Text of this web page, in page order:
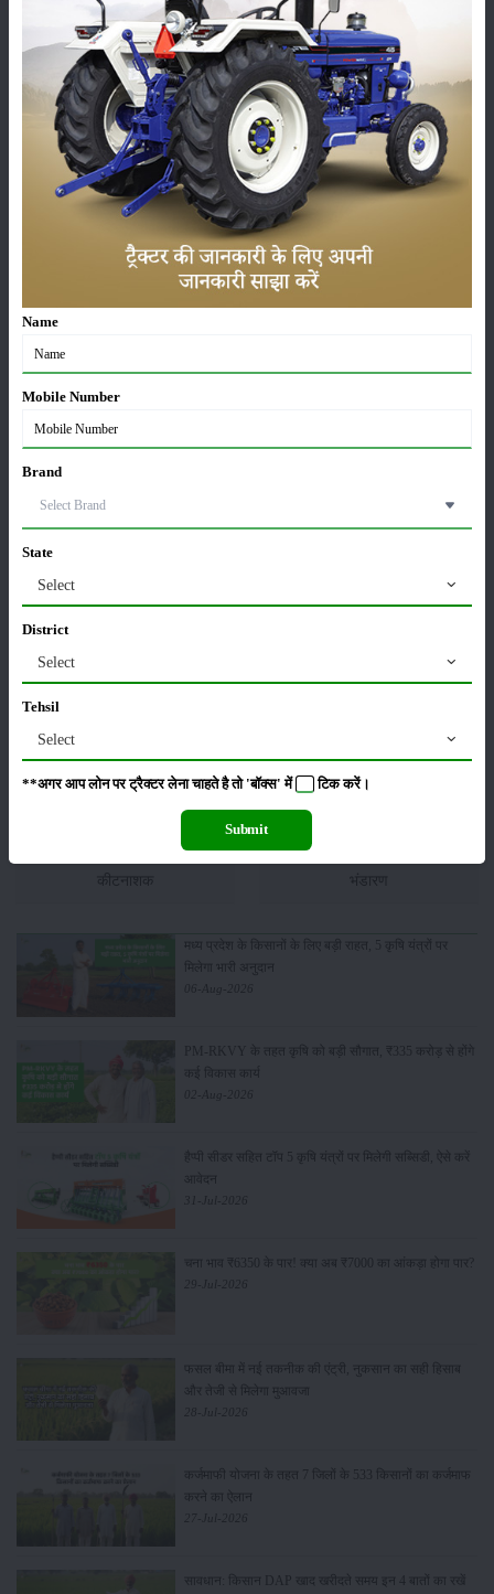
योजनाओं का लाभ भी अधिक प्रभावी ढंग से प्राप्त हो सकेगा। इससे खेती की लागत कम
करने, उत्पादन बढ़ाने और किसानों की आय में सुधार लाने में मदद मिलने की उम्मीद है।
मेरीखेति प्लेटफॉर्म आपको खेती-बाड़ी से जुड़ी सभी ताज़ा जानकारियां उपलब्ध कराता
रहता है। इसके माध्यम से ट्रैक्टरों के नए मॉडल, उनकी विशेषताएँ और खेतों में उनके
उपयोग से संबंधित अपडेट नियमित रूप से साझा किए जाते हैं। साथ ही करतार,आयशर
जॉन डियरऔर सेलस्टियल ट्रैक्टरजैसी प्रमुख कंपनियों के ट्रैक्टरों की पूरी जानकारी
भी यहां प्राप्त होती है।
Join Our Whatsapp Group
श्रेणी
समाचार अन्य
कीटनाशक भंडारण
मध्य प्रदेश के किसानों के लिए बड़ी राहत, 5 कृषि यंत्रों पर
मिलेगा भारी अनुदान
06-Aug-2026
PM-RKVY के तहत कृषि को बड़ी सौगात, ₹335 करोड़ से होंगे
कई विकास कार्य
02-Aug-2026
हैप्पी सीडर सहित टॉप 5 कृषि यंत्रों पर मिलेगी सब्सिडी, ऐसे करें
आवेदन
31-Jul-2026
चना भाव ₹6350 के पार! क्या अब ₹7000 का आंकड़ा होगा पार?
29-Jul-2026
फसल बीमा में नई तकनीक की एंट्री, नुकसान का सही हिसाब
और तेजी से मिलेगा मुआवजा
28-Jul-2026
कर्जमाफी योजना के तहत 7 जिलों के 533 किसानों का कर्जमाफ
करने का ऐलान
27-Jul-2026
सावधान: किसान DAP खाद खरीदते समय इन 4 बातों का रखें
Name
Mobile Number
Brand
State
Select
District
Select
Tehsil
Select
**अगर आप लोन पर ट्रैक्टर लेना चाहते है तो 'बॉक्स' में टिककरें।
Submit